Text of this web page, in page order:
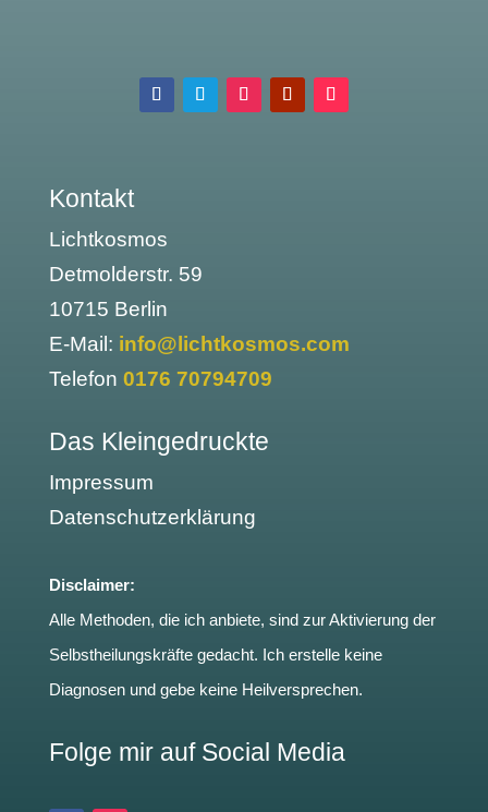
Kontakt
Lichtkosmos
Detmolderstr. 59
10715 Berlin
E-Mail: info@lichtkosmos.com
Telefon 0176 70794709
Das Kleingedruckte
Impressum
Datenschutzerklärung
Disclaimer:
Alle Methoden, die ich anbiete, sind zur Aktivierung der
Selbstheilungskräfte gedacht. Ich erstelle keine
Diagnosen und gebe keine Heilversprechen.
Folge mir auf Social Media